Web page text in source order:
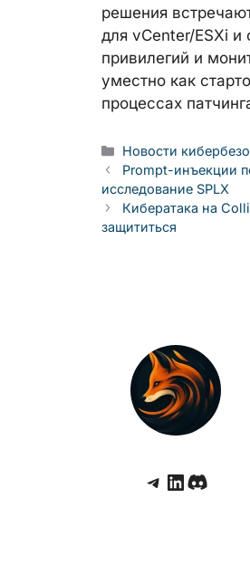
решения
для vCenter/ESXi и
привилегий и
уместно как
процессах
Рубрики
Новости
Prompt-инъекции
исследование SPLX
Кибератака на
защититься
Telegram
LinkedIn